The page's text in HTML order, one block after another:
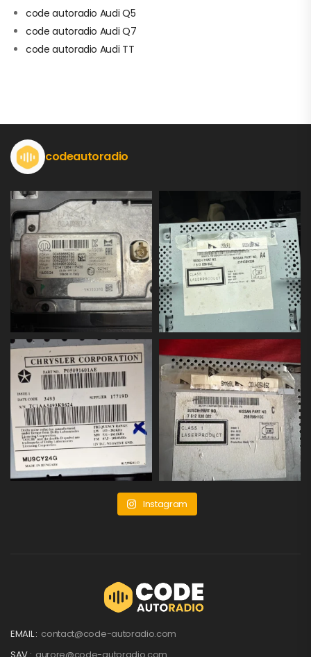
code autoradio Audi Q5
code autoradio Audi Q7
code autoradio Audi TT
codeautoradio
Instagram
EMAIL : contact@code-autoradio.com
SAV : aurore@code-autoradio.com